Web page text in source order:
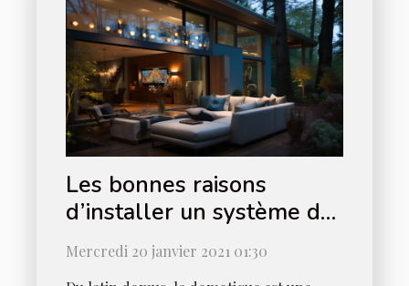
Les bonnes raisons
d’installer un système de
domotique chez soi
Mercredi 20 janvier 2021 01:30